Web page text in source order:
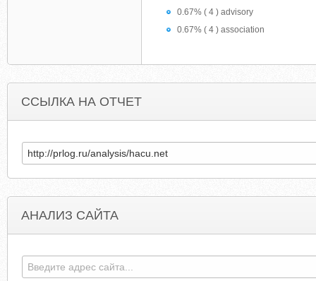
0.67% ( 4 ) advisory
0.67% ( 4 ) association
ССЫЛКА НА ОТЧЕТ
АНАЛИЗ САЙТА